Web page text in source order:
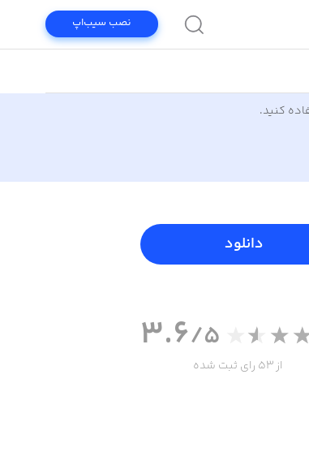
نصب سیب‌اپ
کنید.
دانلود
3.6/5
از 53 رای ثبت شده